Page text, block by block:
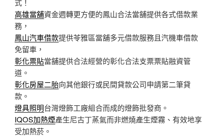
式！
高雄當舖資金週轉更方便的鳳山合法當舖提供各式借款業
務，
鳳山汽車借款提供苓雅區當舖多元借款服務且汽機車借款
免留車，
彰化票貼當舖提供合法經營的彰化合法支票票貼融資管
道。
彰化房屋二胎向其他銀行或民間貸款公司申請第二筆貸
款。
燈具照明台灣燈飾工廠組合而成的燈飾批發商。
IQOS加熱煙產生尼古丁蒸氣而非燃燒產生煙霧、有效地享
受加熱菸。